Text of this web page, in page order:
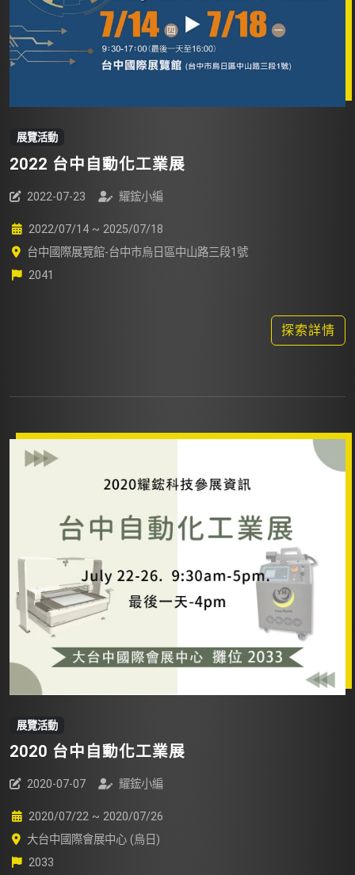
展覽活動
2022 台中自動化工業展
2022-07-23 耀鋐小編
2022/07/14 ~ 2025/07/18
台中國際展覽館-台中市烏日區中山路三段1號
2041
探索詳情
展覽活動
2020 台中自動化工業展
2020-07-07 耀鋐小編
2020/07/22 ~ 2020/07/26
大台中國際會展中心 (烏日)
2033